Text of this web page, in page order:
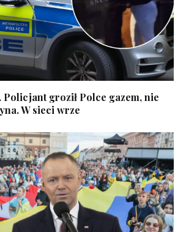
groził Polce gazem, nie
W sieci wrze